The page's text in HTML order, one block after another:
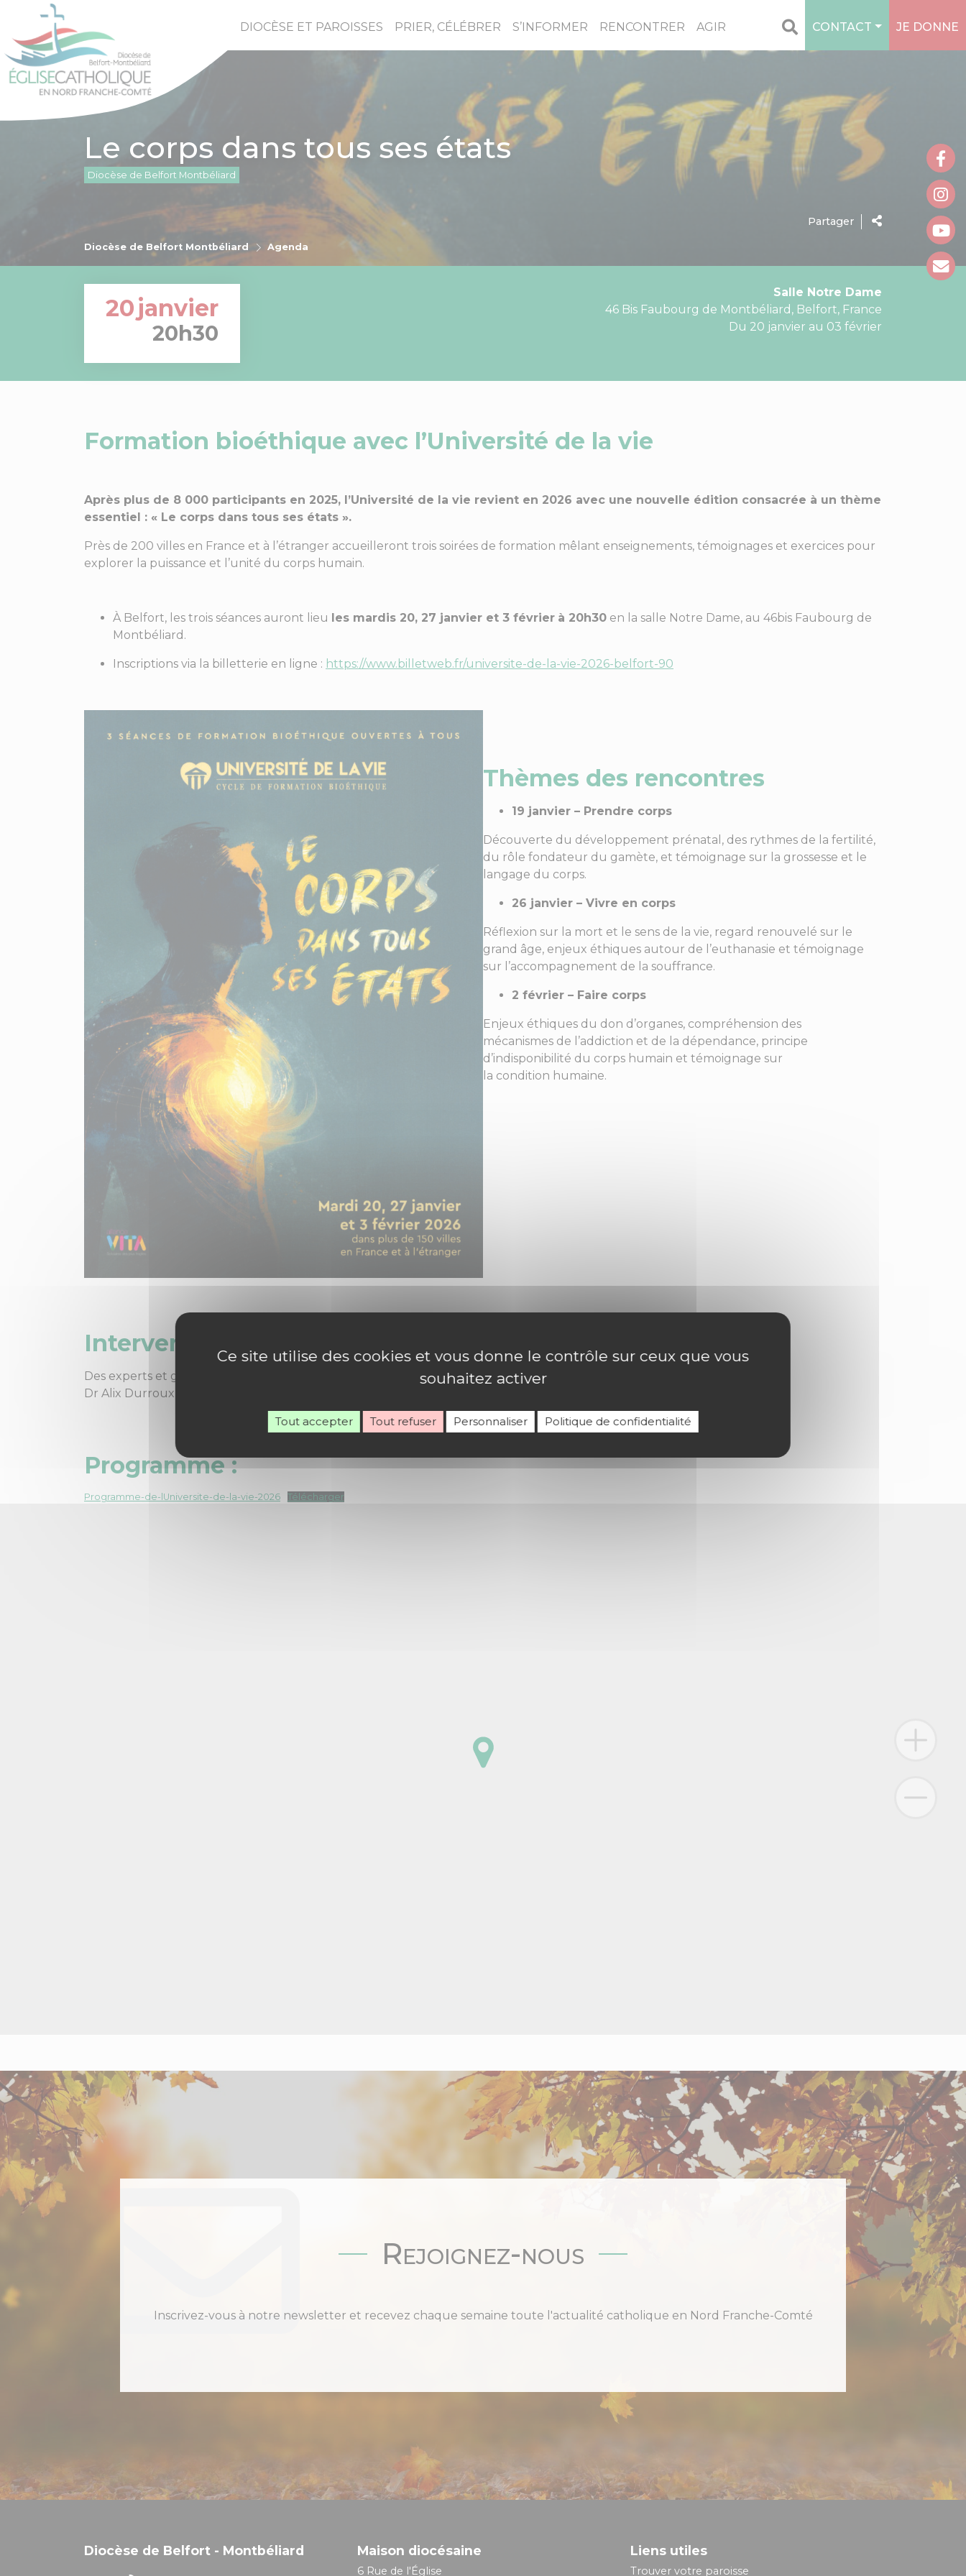
DIOCÈSE ET PAROISSES PRIER, CÉLÉBRER S’INFORMER RENCONTRER AGIR CONTACT JE DONNE
Le corps dans tous ses états
Diocèse de Belfort Montbéliard
Partager
Diocèse de Belfort Montbéliard Agenda
20janvier
20h30
Salle Notre Dame
46 Bis Faubourg de Montbéliard, Belfort, France
Du 20 janvier au 03 février
Formation bioéthique avec l’Université de la vie
Après plus de 8 000 participants en 2025, l’Université de la vie revient en 2026 avec une nouvelle édition consacrée à un thème
essentiel : « Le corps dans tous ses états ».
Près de 200 villes en France et à l’étranger accueilleront trois soirées de formation mêlant enseignements, témoignages et exercices pour
explorer la puissance et l’unité du corps humain.
À Belfort, les trois séances auront lieu les mardis 20, 27 janvier et 3 février à 20h30 en la salle Notre Dame, au 46bis Faubourg de
Montbéliard.
Inscriptions via la billetterie en ligne : https://www.billetweb.fr/universite-de-la-vie-2026-belfort-90
Thèmes des rencontres
19 janvier – Prendre corps
Découverte du développement prénatal, des rythmes de la fertilité,
du rôle fondateur du gamète, et témoignage sur la grossesse et le
langage du corps.
26 janvier – Vivre en corps
Réflexion sur la mort et le sens de la vie, regard renouvelé sur le
grand âge, enjeux éthiques autour de l’euthanasie et témoignage
sur l’accompagnement de la souffrance.
2 février – Faire corps
Enjeux éthiques du don d’organes, compréhension des
mécanismes de l’addiction et de la dépendance, principe
d’indisponibilité du corps humain et témoignage sur
la condition humaine.
Intervenants :
Des experts et grands témoins interviendront, dont :
Dr Alix Durroux, Dr Pascale Mussault, Dr Stefano Mastrobuoni, Dr Louis-Marie d’Ussel, Fabrice Hadjadj.
Programme :
Programme-de-lUniversite-de-la-vie-2026 Télécharger
Rejoignez-nous
Inscrivez-vous à notre newsletter et recevez chaque semaine toute l'actualité catholique en Nord Franche-Comté
Diocèse de Belfort - Montbéliard Maison diocésaine
6 Rue de l'Église
Liens utiles
Trouver votre paroisse
Ce site utilise des cookies et vous donne le contrôle sur ceux que vous
souhaitez activer
Tout accepter Tout refuser Personnaliser Politique de confidentialité